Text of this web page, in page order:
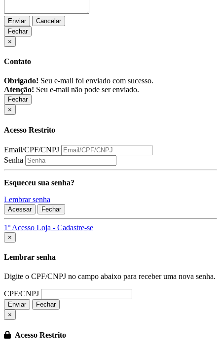
Enviar
Cancelar
Fechar
×
Contato
Obrigado! Seu e-mail foi enviado com sucesso.
Atenção! Seu e-mail não pode ser enviado.
Fechar
×
Acesso Restrito
Email/CPF/CNPJ
Senha
Esqueceu sua senha?
Lembrar senha
Acessar Fechar
1º Acesso Loja - Cadastre-se
×
Lembrar senha
Digite o CPF/CNPJ no campo abaixo para receber uma nova senha.
CPF/CNPJ
Enviar
Fechar
×
Acesso Restrito